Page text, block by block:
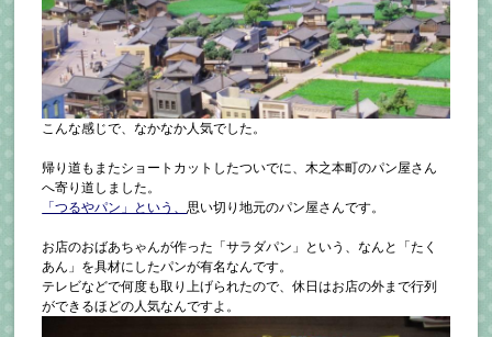
こんな感じで、なかなか人気でした。
帰り道もまたショートカットしたついでに、木之本町のパン屋さん
へ寄り道しました。
「つるやパン」という、思い切り地元のパン屋さんです。
お店のおばあちゃんが作った「サラダパン」という、なんと「たく
あん」を具材にしたパンが有名なんです。
テレビなどで何度も取り上げられたので、休日はお店の外まで行列
ができるほどの人気なんですよ。